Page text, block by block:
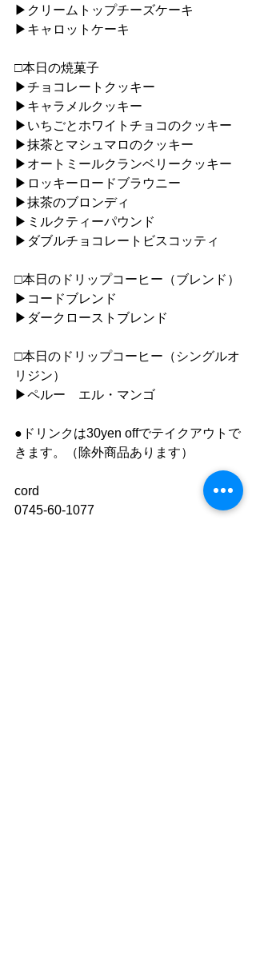
▶︎クリームトップチーズケーキ
▶︎キャロットケーキ
□本日の焼菓子
▶︎チョコレートクッキー
▶︎キャラメルクッキー
▶︎いちごとホワイトチョコのクッキー
▶︎抹茶とマシュマロのクッキー
▶︎オートミールクランベリークッキー
▶︎ロッキーロードブラウニー
▶︎抹茶のブロンディ
▶︎ミルクティーパウンド
▶︎ダブルチョコレートビスコッティ
□本日のドリップコーヒー（ブレンド）
▶︎コードブレンド
▶︎ダークローストブレンド
□本日のドリップコーヒー（シングルオ
リジン）
▶︎ペルー　エル・マンゴ
●ドリンクは30yen offでテイクアウトで
きます。（除外商品あります）
cord
0745-60-1077